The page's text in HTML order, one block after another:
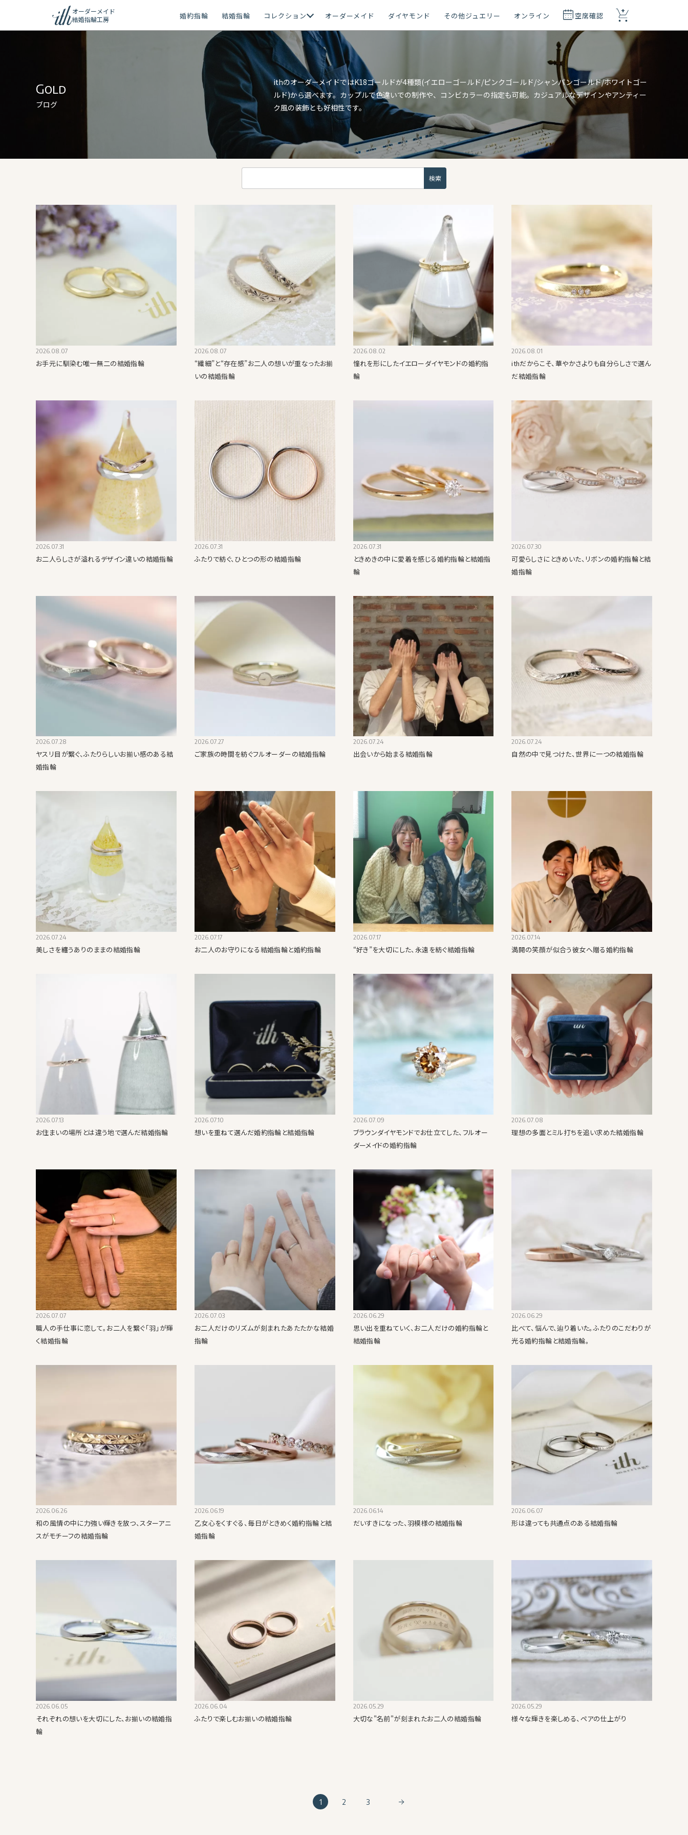
オーダーメイド
結婚指輪工房
婚約指輪 結婚指輪 コレクション オーダーメイド ダイヤモンド その他ジュエリー オンライン 空席確認
+
ブログ
Gold
ithのオーダーメイドではK18ゴールドが4種類(イエローゴールド/ピンクゴールド/シャンパンゴールド/ホワイトゴー
ルド)から選べます。カップルで色違いでの制作や、コンビカラーの指定も可能。カジュアルなデザインやアンティー
ク風の装飾とも好相性です。
2026.08.07
お手元に馴染む唯一無二の結婚指輪
2026.08.07
“繊細”と“存在感”お二人の想いが重なったお揃
いの結婚指輪
2026.08.02
憧れを形にしたイエローダイヤモンドの婚約指
輪
2026.08.01
ithだからこそ、華やかさよりも自分らしさで選ん
だ結婚指輪
2026.07.31
お二人らしさが溢れるデザイン違いの結婚指輪
2026.07.31
ふたりで紡ぐ、ひとつの形の結婚指輪
2026.07.31
ときめきの中に愛着を感じる婚約指輪と結婚指
輪
2026.07.30
可愛らしさにときめいた、リボンの婚約指輪と結
婚指輪
2026.07.28
ヤスリ目が繋ぐ、ふたりらしいお揃い感のある結
婚指輪
2026.07.27
ご家族の時間を紡ぐフルオーダーの結婚指輪
2026.07.24
出会いから始まる結婚指輪
2026.07.24
自然の中で見つけた、世界に一つの結婚指輪
2026.07.24
美しさを纏うありのままの結婚指輪
2026.07.17
お二人のお守りになる結婚指輪と婚約指輪
2026.07.17
“好き”を大切にした、永遠を紡ぐ結婚指輪
2026.07.14
満開の笑顔が似合う彼女へ贈る婚約指輪
2026.07.13
お住まいの場所とは違う地で選んだ結婚指輪
2026.07.10
想いを重ねて選んだ婚約指輪と結婚指輪
2026.07.09
ブラウンダイヤモンドでお仕立てした、フルオー
ダーメイドの婚約指輪
2026.07.08
理想の多面とミル打ちを追い求めた結婚指輪
2026.07.07
職人の手仕事に恋して。お二人を繋ぐ「羽」が輝
く結婚指輪
2026.07.03
お二人だけのリズムが刻まれたあたたかな結婚
指輪
2026.06.29
思い出を重ねていく、お二人だけの婚約指輪と
結婚指輪
2026.06.29
比べて、悩んで、辿り着いた。ふたりのこだわりが
光る婚約指輪と結婚指輪。
2026.06.26
和の風情の中に力強い輝きを放つ、スターアニ
スがモチーフの結婚指輪
2026.06.19
乙女心をくすぐる、毎日がときめく婚約指輪と結
婚指輪
2026.06.14
だいすきになった、羽模様の結婚指輪
2026.06.07
形は違っても共通点のある結婚指輪
2026.06.05
それぞれの想いを大切にした、お揃いの結婚指
輪
2026.06.04
ふたりで楽しむお揃いの結婚指輪
2026.05.29
大切な"名前"が刻まれたお二人の結婚指輪
2026.05.29
様々な輝きを楽しめる、ペアの仕上がり
1 2 3